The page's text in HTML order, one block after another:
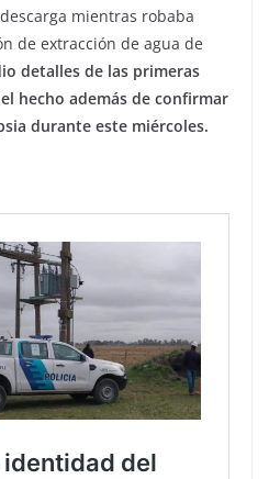
mientras robaba
de extracción de agua de
detalles de las primeras
hecho además de confirmar
durante este miércoles.